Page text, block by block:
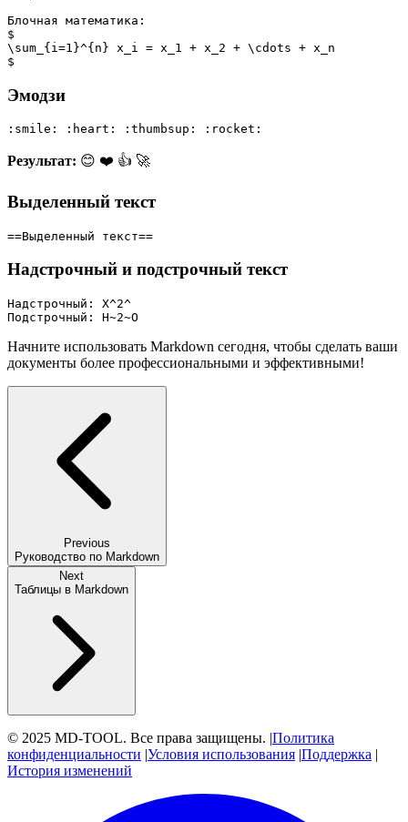
Блочная математика:
$
\sum_{i=1}^{n} x_i = x_1 + x_2 + \cdots + x_n
$
Эмодзи
:smile: :heart: :thumbsup: :rocket:
Результат: 😊 ❤️ 👍 🚀
Выделенный текст
==Выделенный текст==
Надстрочный и подстрочный текст
Надстрочный: X^2^
Подстрочный: H~2~O
Начните использовать Markdown сегодня, чтобы сделать ваши
документы более профессиональными и эффективными!
Previous
Руководство по Markdown
Next
Таблицы в Markdown
© 2025 MD-TOOL. Все права защищены. |Политика
конфиденциальности |Условия использования |Поддержка |
История изменений